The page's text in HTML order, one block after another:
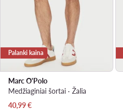
Palanki kaina
Marc O'Polo
Medžiaginiai šortai · Žalia
Dabartinė kaina
40,99€